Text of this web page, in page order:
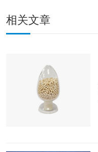
相关文章